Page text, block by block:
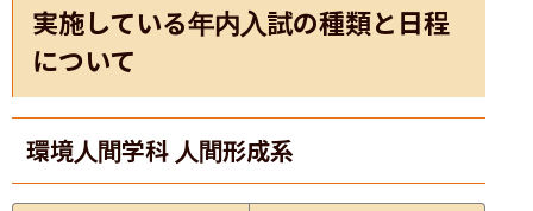
実施している年内入試の種類と日程
について
環境人間学科 人間形成系